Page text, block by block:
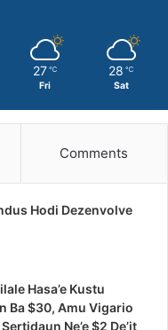
27 ℃
Fri
28 ℃
Sat
Comments
Hodi Dezenvolve
Hasa’e Kustu
Ba $30, Amu Vigario
Ne’e $2 De’it